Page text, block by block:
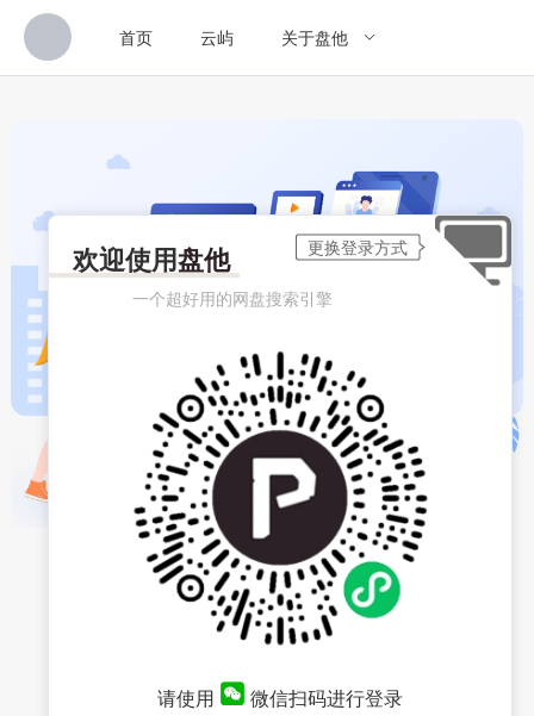
首页 云屿 关于盘他
欢迎使用盘他
一个超好用的网盘搜索引擎
请使用 微信扫码进行登录